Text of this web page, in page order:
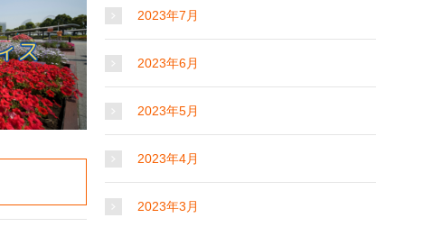
2023年7月
2023年6月
2023年5月
2023年4月
2023年3月